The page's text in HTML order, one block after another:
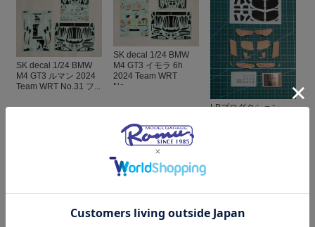
SK decal 1/24 BMW
M4 GT3 ルマン 2024
Team WRT No.31 フ...
SK decal 1/24 BMW
M4 GT3 イモラ 6h
2024 Team WRT
No....
¥5,000(税込)
LBプロダクション